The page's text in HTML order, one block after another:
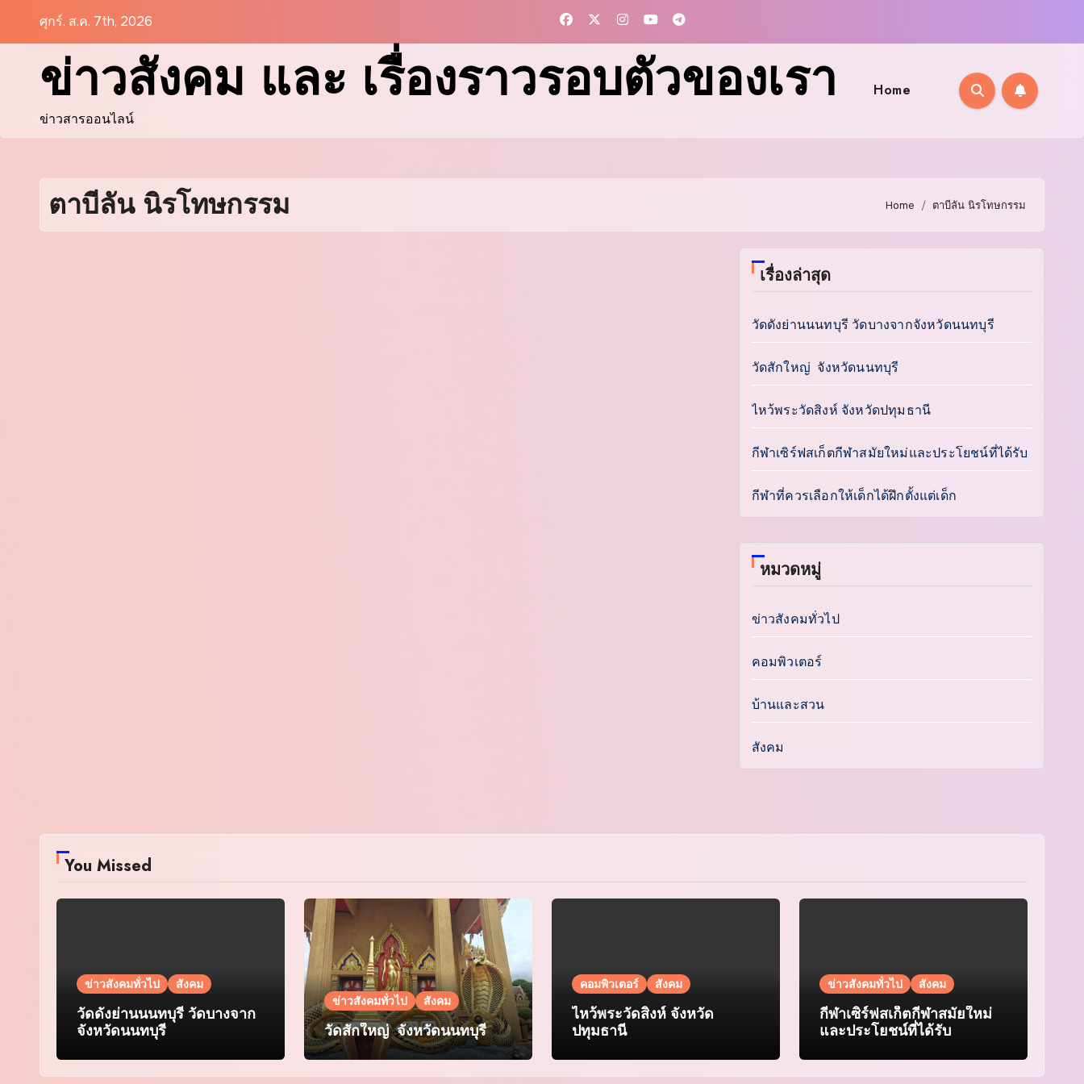
ศุกร์. ส.ค. 7th, 2026
ข่าวสังคม และ เรื่องราวรอบตัวของเรา
ข่าวสารออนไลน์
Home
ตาบีลัน นิรโทษกรรม Home ตาบีลัน นิรโทษกรรม
เรื่องล่าสุด
วัดดังย่านนนทบุรี วัดบางจากจังหวัดนนทบุรี
วัดสักใหญ่ จังหวัดนนทบุรี
ไหว้พระวัดสิงห์ จังหวัดปทุมธานี
กีฬาเซิร์ฟสเก็ตกีฬาสมัยใหม่และประโยชน์ที่ได้รับ
กีฬาที่ควรเลือกให้เด็กได้ฝึกตั้งแต่เด็ก
หมวดหมู่
ข่าวสังคมทั่วไป
คอมพิวเตอร์
บ้านและสวน
สังคม
You Missed
ข่าวสังคมทั่วไป สังคม
วัดดังย่านนนทบุรี วัดบางจาก
จังหวัดนนทบุรี
ข่าวสังคมทั่วไป สังคม
วัดสักใหญ่ จังหวัดนนทบุรี
คอมพิวเตอร์ สังคม
ไหว้พระวัดสิงห์ จังหวัด
ปทุมธานี
ข่าวสังคมทั่วไป สังคม
กีฬาเซิร์ฟสเก็ตกีฬาสมัยใหม่
และประโยชน์ที่ได้รับ